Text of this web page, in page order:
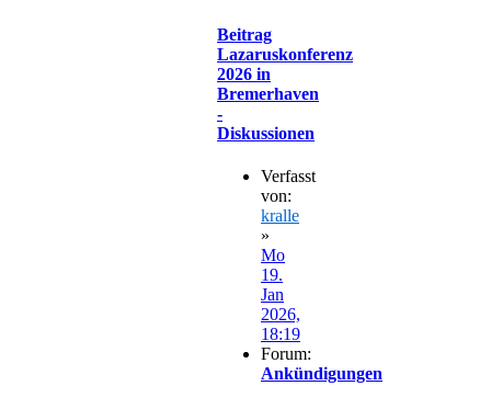
Beitrag
Lazaruskonferenz
2026 in
Bremerhaven
-
Diskussionen
Verfasst
von:
kralle
»
Mo
19.
Jan
2026,
18:19
Forum:
Ankündigungen